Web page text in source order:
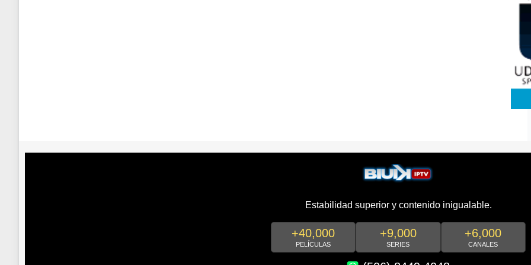
Estabilidad superior y contenido inigualable.
+40,000
PELÍCULAS
+9,000
SERIES
+6,000
CANALES